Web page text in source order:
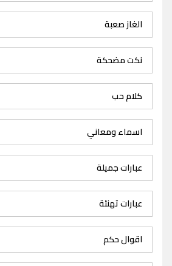
الغاز صعبة
نكت مضحكة
كلام حب
اسماء ومعاني
عبارات جميلة
عبارات تهنئة
اقوال حكم